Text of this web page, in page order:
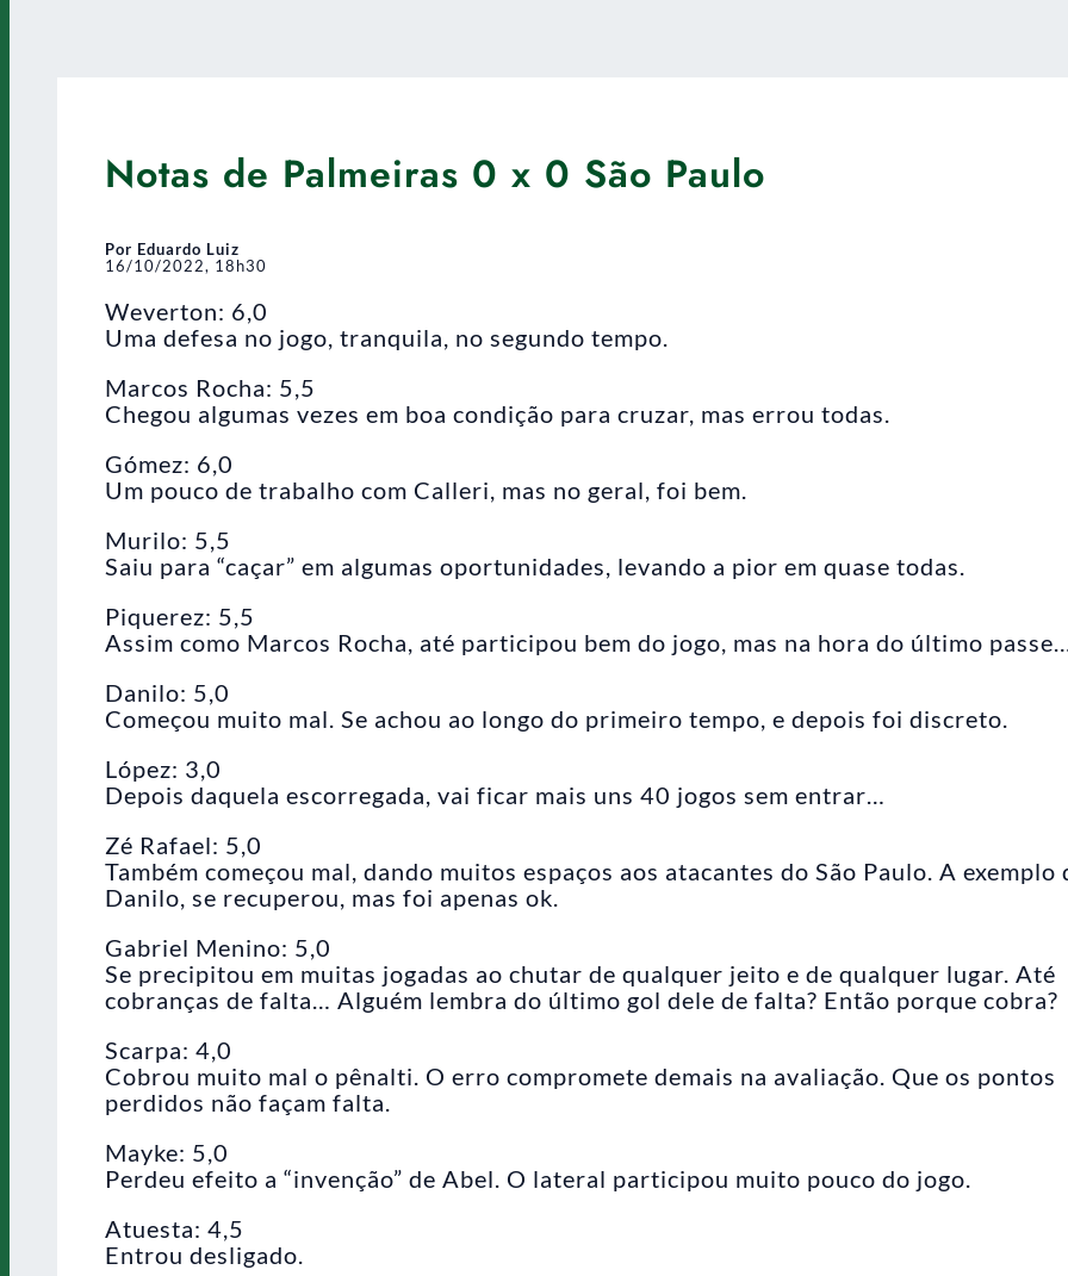
Notas de Palmeiras 0 x 0 São Paulo
Por Eduardo Luiz
16/10/2022, 18h30
Weverton: 6,0
Uma defesa no jogo, tranquila, no segundo tempo.
Marcos Rocha: 5,5
Chegou algumas vezes em boa condição para cruzar, mas errou todas.
Gómez: 6,0
Um pouco de trabalho com Calleri, mas no geral, foi bem.
Murilo: 5,5
Saiu para “caçar” em algumas oportunidades, levando a pior em quase todas.
Piquerez: 5,5
Assim como Marcos Rocha, até participou bem do jogo, mas na hora do último
Danilo: 5,0
Começou muito mal. Se achou ao longo do primeiro tempo, e depois foi discreto.
López: 3,0
Depois daquela escorregada, vai ficar mais uns 40 jogos sem entrar…
Zé Rafael: 5,0
Também começou mal, dando muitos espaços aos atacantes do São Paulo. A exemplo
Danilo, se recuperou, mas foi apenas ok.
Gabriel Menino: 5,0
Se precipitou em muitas jogadas ao chutar de qualquer jeito e de qualquer lugar. Até
cobranças de falta… Alguém lembra do último gol dele de falta? Então porque cobra?
Scarpa: 4,0
Cobrou muito mal o pênalti. O erro compromete demais na avaliação. Que os pontos
perdidos não façam falta.
Mayke: 5,0
Perdeu efeito a “invenção” de Abel. O lateral participou muito pouco do jogo.
Atuesta: 4,5
Entrou desligado.